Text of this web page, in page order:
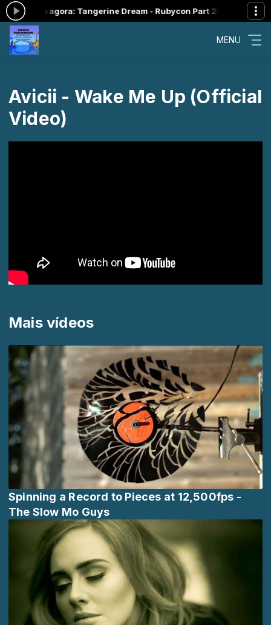
agora: Tangerine Dream - Rubycon Part 2ISTO É ROCK
MENU
Avicii - Wake Me Up (Official
Video)
Mais vídeos
Spinning a Record to Pieces at 12,500fps -
The Slow Mo Guys